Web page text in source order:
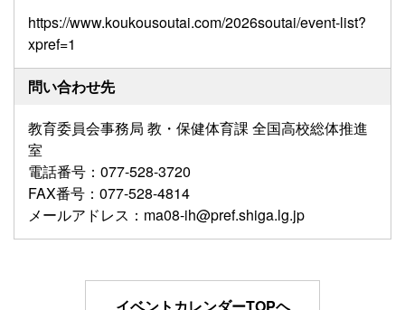
https://www.koukousoutai.com/2026soutai/event-list?
xpref=1
問い合わせ先
教育委員会事務局 教・保健体育課 全国高校総体推進
室
電話番号：077-528-3720
FAX番号：077-528-4814
メールアドレス：ma08-ih@pref.shiga.lg.jp
イベントカレンダーTOPヘ